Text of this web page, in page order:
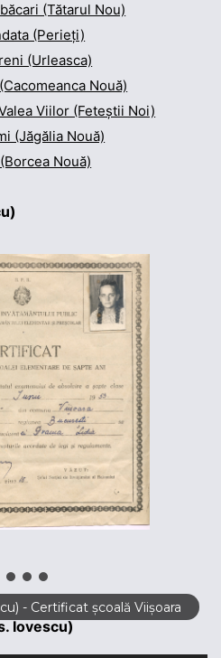
(Tătarul Nou)
(Perieți)
(Urleasca)
Nouă)
Viilor (Feteștii Noi)
(Jăgălia Nouă)
Nouă)
- Certificat școală Viișoara
Iovescu)